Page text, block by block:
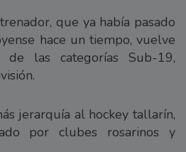
que ya había pasado
hace un tiempo, vuelve
de las categorías Sub-19,
jerarquía al hockey tallarín,
por clubes rosarinos y